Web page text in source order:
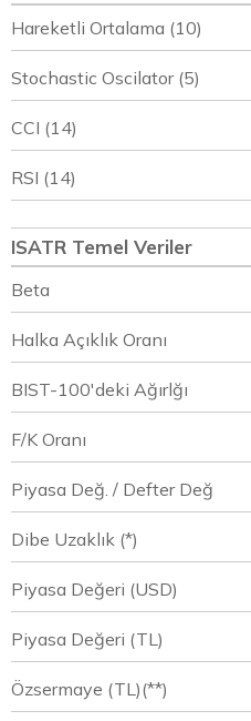
Hareketli Ortalama (10)
Stochastic Oscilator (5)
CCI (14)
RSI (14)
ISATR Temel Veriler
Beta
Halka Açıklık Oranı
BIST-100'deki Ağırlğı
F/K Oranı
Piyasa Değ. / Defter Değ
Dibe Uzaklık (*)
Piyasa Değeri (USD)
Piyasa Değeri (TL)
Özsermaye (TL)(**)